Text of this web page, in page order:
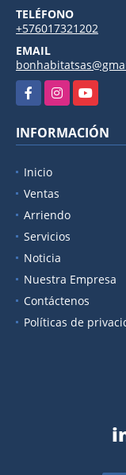
TELÉFONO
+576017321202
EMAIL
FacebookInstagramYouTube
INFORMACIÓN
Inicio
Ventas
Arriendo
Servicios
Noticia
Nuestra Empresa
Contáctenos
Políticas de